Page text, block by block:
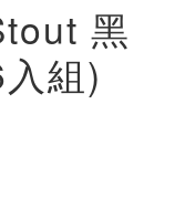
黑
組)